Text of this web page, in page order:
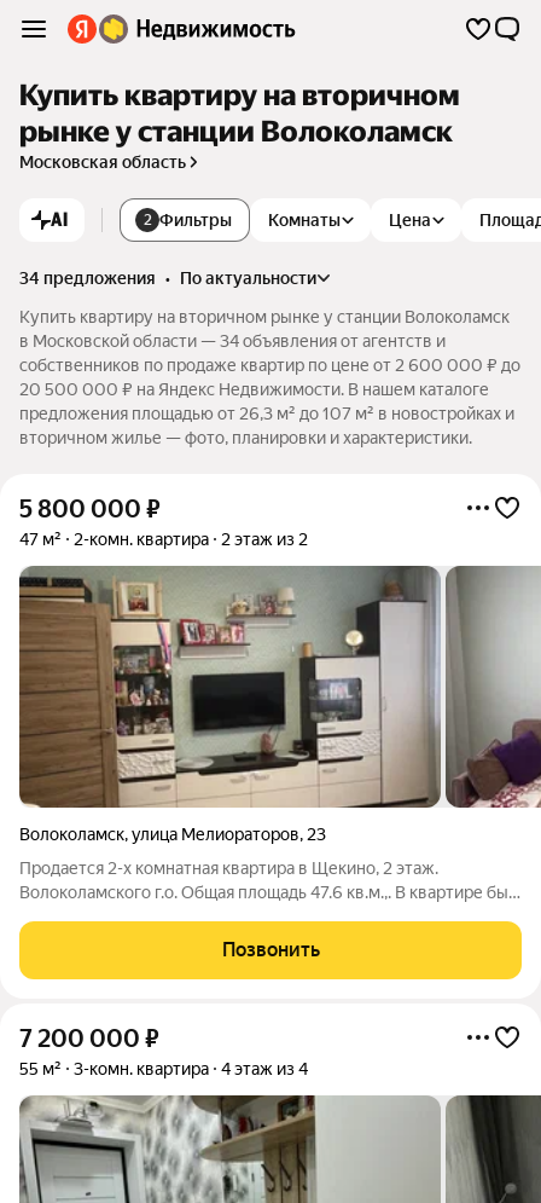
Купить квартиру на вторичном
рынке у станции Волоколамск
Московская область
AI 2 Фильтры Комнаты Цена
34 предложения •
по актуальности
Купить квартиру на вторичном рынке у станции Волоколамск
в Московской области — 34 объявления от агентств и
собственников по продаже квартир по цене от 2 600 000 ₽ до
20 500 000 ₽ на Яндекс Недвижимости. В нашем каталоге
предложения площадью от 26,3 м² до 107 м² в новостройках и
вторичном жилье — фото, планировки и характеристики.
5 800 000 ₽
47 м² 2-комн. квартира 2 этаж из 2
Волоколамск,улица Мелиораторов, 23
Продается 2-х комнатная квартира в Щекино, 2 этаж.
Волоколамского г.о. Общая площадь 47.6 кв.м.,. В квартире был
водоснабжения. Сан.узел раздельный. Остекленная лоджия
6м. Подъезд оборудован
Позвонить
7 200 000 ₽
55 м² 3-комн. квартира 4 этаж из 4